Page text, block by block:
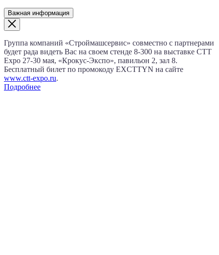
Важная информация
Группа компаний «Строймашсервис» совместно с партнерами
будет рада видеть Вас на своем стенде 8‑300 на выставке CTT
Expo 27‑30 мая, «Крокус‑Экспо», павильон 2, зал 8.
Бесплатный билет по промокоду EXCTTYN на сайте
www.сtt-expo.ru.
Подробнее